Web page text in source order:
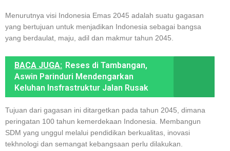
Menurutnya visi Indonesia Emas 2045 adalah suatu gagasan
yang bertujuan untuk menjadikan Indonesia sebagai bangsa
yang berdaulat, maju, adil dan makmur tahun 2045.
BACA JUGA: Reses di Tambangan,
Aswin Parinduri Mendengarkan
Keluhan Insfrastruktur Jalan Rusak
Tujuan dari gagasan ini ditargetkan pada tahun 2045, dimana
peringatan 100 tahun kemerdekaan Indonesia. Membangun
SDM yang unggul melalui pendidikan berkualitas, inovasi
tekhnologi dan semangat kebangsaan perlu dilakukan.